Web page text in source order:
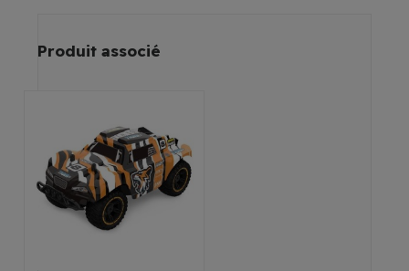
Produit associé